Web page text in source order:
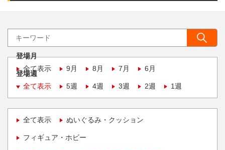
登場月
全て表示
9月 8月 7月 6月
登場週
全て表示
5週 4週 3週 2週 1週
全て表示 ぬいぐるみ・クッション
フィギュア・ホビー